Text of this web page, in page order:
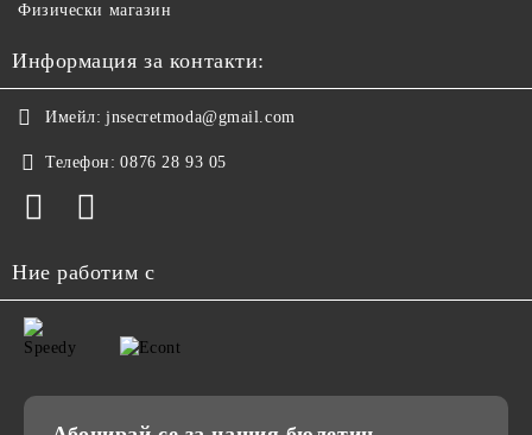
Физически магазин
Информация за контакти:
Имейл: jnsecretmoda@gmail.com
Телефон: 0876 28 93 05
Ние работим с